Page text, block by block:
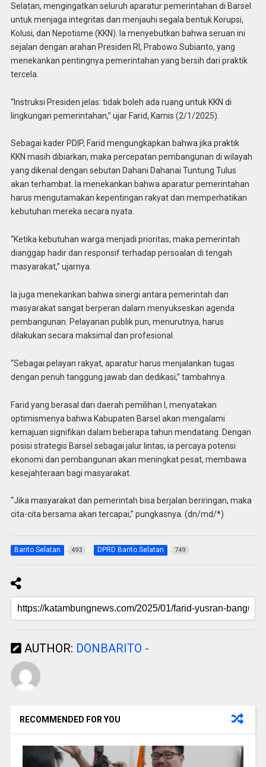
Selatan, mengingatkan seluruh aparatur pemerintahan di Barsel
untuk menjaga integritas dan menjauhi segala bentuk Korupsi,
Kolusi, dan Nepotisme (KKN). Ia menyebutkan bahwa seruan ini
sejalan dengan arahan Presiden RI, Prabowo Subianto, yang
menekankan pentingnya pemerintahan yang bersih dari praktik
tercela.
“Instruksi Presiden jelas: tidak boleh ada ruang untuk KKN di
lingkungan pemerintahan,” ujar Farid, Kamis (2/1/2025).
Sebagai kader PDIP, Farid mengungkapkan bahwa jika praktik
KKN masih dibiarkan, maka percepatan pembangunan di wilayah
yang dikenal dengan sebutan Dahani Dahanai Tuntung Tulus
akan terhambat. Ia menekankan bahwa aparatur pemerintahan
harus mengutamakan kepentingan rakyat dan memperhatikan
kebutuhan mereka secara nyata.
“Ketika kebutuhan warga menjadi prioritas, maka pemerintah
dianggap hadir dan responsif terhadap persoalan di tengah
masyarakat,” ujarnya.
Ia juga menekankan bahwa sinergi antara pemerintah dan
masyarakat sangat berperan dalam menyukseskan agenda
pembangunan. Pelayanan publik pun, menurutnya, harus
dilakukan secara maksimal dan profesional.
“Sebagai pelayan rakyat, aparatur harus menjalankan tugas
dengan penuh tanggung jawab dan dedikasi,” tambahnya.
Farid yang berasal dari daerah pemilihan I, menyatakan
optimismenya bahwa Kabupaten Barsel akan mengalami
kemajuan signifikan dalam beberapa tahun mendatang. Dengan
posisi strategis Barsel sebagai jalur lintas, ia percaya potensi
ekonomi dan pembangunan akan meningkat pesat, membawa
kesejahteraan bagi masyarakat.
“Jika masyarakat dan pemerintah bisa berjalan beriringan, maka
cita-cita bersama akan tercapai,” pungkasnya. (dn/md/*)
Barito Selatan 493 DPRD Barito Selatan 749
AUTHOR: DONBARITO -
RECOMMENDED FOR YOU